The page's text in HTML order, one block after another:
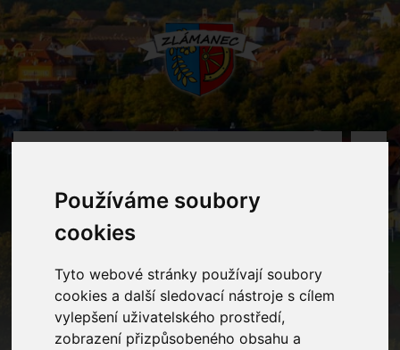
Používáme soubory
cookies
Tyto webové stránky používají soubory
cookies a další sledovací nástroje s cílem
vylepšení uživatelského prostředí,
zobrazení přizpůsobeného obsahu a
Akce
Home Akce